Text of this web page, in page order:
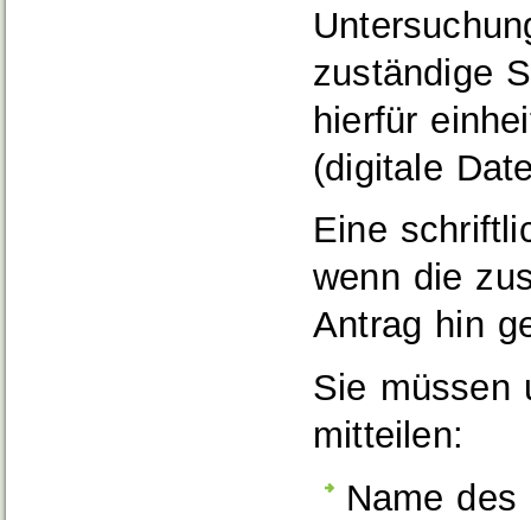
zuständige
hierfür
(digitale
Eine
wenn die
Antrag hin
Sie müssen
mitteilen:
Name des